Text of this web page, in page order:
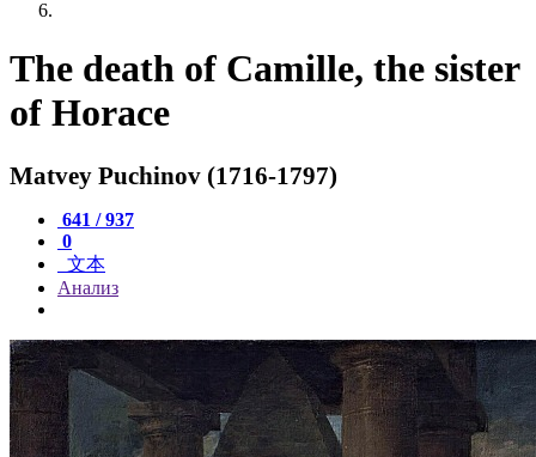
The death of Camille, the sister
of Horace
Matvey Puchinov (1716-1797)
641 / 937
0
文本
Анализ